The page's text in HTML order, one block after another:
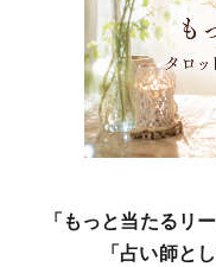
「もっと当たるリ
「占い師と